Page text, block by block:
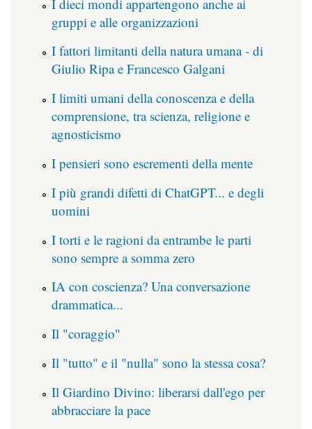
I dieci mondi appartengono anche ai
gruppi e alle organizzazioni
I fattori limitanti della natura umana - di
Giulio Ripa e Francesco Galgani
I limiti umani della conoscenza e della
comprensione, tra scienza, religione e
agnosticismo
I pensieri sono escrementi della mente
I più grandi difetti di ChatGPT... e degli
uomini
I torti e le ragioni da entrambe le parti
sono sempre a somma zero
IA con coscienza? Una conversazione
drammatica...
Il "coraggio"
Il "tutto" e il "nulla" sono la stessa cosa?
Il Giardino Divino: liberarsi dall'ego per
abbracciare la pace